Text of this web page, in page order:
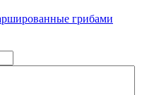
грибами